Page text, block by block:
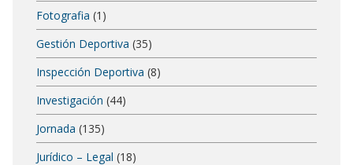
Fotografia (1)
Gestión Deportiva (35)
Inspección Deportiva (8)
Investigación (44)
Jornada (135)
Jurídico – Legal (18)